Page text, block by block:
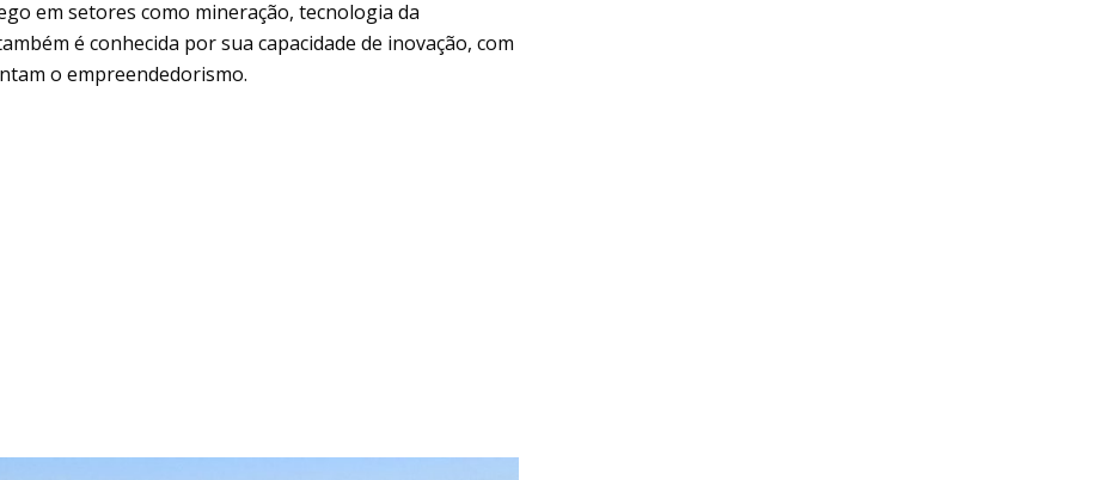
em setores como mineração, tecnologia da
é conhecida por sua capacidade de inovação, com
o empreendedorismo.